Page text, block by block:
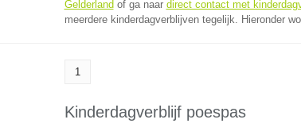
Gelderland of ga naar direct contact met
meerdere kinderdagverblijven tegelijk. Hieronder
1
Kinderdagverblijf poespas